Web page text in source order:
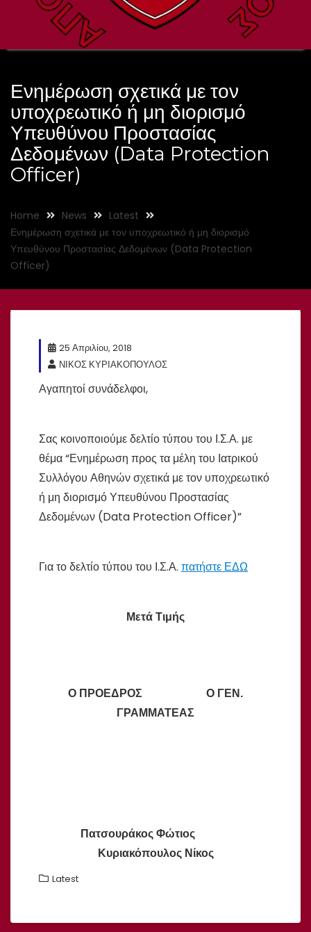
Ενημέρωση σχετικά με τον
υποχρεωτικό ή μη διορισμό
Υπευθύνου Προστασίας
Δεδομένων (Data Protection
Officer)
Home News
Latest
Ενημέρωση σχετικά με τον υποχρεωτικό ή μη διορισμό
Υπευθύνου Προστασίας Δεδομένων (Data Protection
Officer)
25 Απριλίου, 2018
ΝΙΚΟΣ ΚΥΡΙΑΚΟΠΟΥΛΟΣ
Αγαπητοί συνάδελφοι,
Σας κοινοποιούμε δελτίο τύπου του Ι.Σ.Α. με
θέμα “Ενημέρωση προς τα μέλη του Ιατρικού
Συλλόγου Αθηνών σχετικά με τον υποχρεωτικό
ή μη διορισμό Υπευθύνου Προστασίας
Δεδομένων (Data Protection Officer)”
Για το δελτίο τύπου του Ι.Σ.Α. πατήστε ΕΔΩ
Μετά Τιμής
Ο ΠΡΟΕΔΡΟΣ Ο ΓΕΝ.
ΓΡΑΜΜΑΤΕΑΣ
Πατσουράκος Φώτιος
Κυριακόπουλος Νίκος
Latest